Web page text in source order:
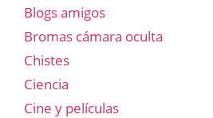
Blogs amigos
Bromas cámara oculta
Chistes
Ciencia
Cine y películas